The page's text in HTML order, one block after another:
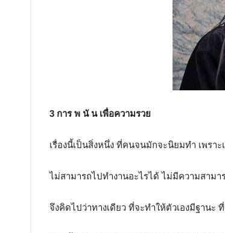
3 การ พ นั น เพื่อความรวย
เรื่องนี้เป็นสิ่งหนึ่ง ที่คนจนมักจะนิยมทำ เพราะ
ไม่สามารถไปทำงานอะไรได้ ไม่มีความสาม
จึงคิดไปว่าทางเดียว ที่จะทำให้ตัวเองมีฐานะ